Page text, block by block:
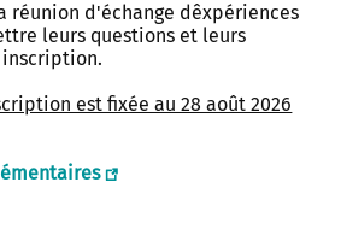
réunion d'échange dêxpériences
leurs questions et leurs
est fixée au 28 août 2026